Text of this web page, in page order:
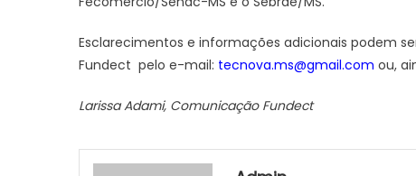
Esclarecimentos e informações adicionais podem
Fundect pelo e-mail: tecnova.ms@gmail.com ou,
Larissa Adami, Comunicação Fundect